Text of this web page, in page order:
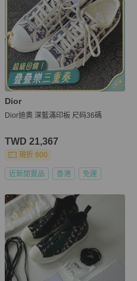
Dior
Dior迪奧 深藍滿印板 尺码36碼
TWD 21,367
現折 800
近新閒置品 香港 免運